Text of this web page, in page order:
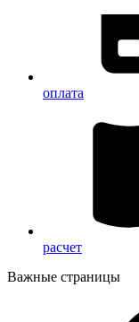
оплата
расчет
Важные страницы